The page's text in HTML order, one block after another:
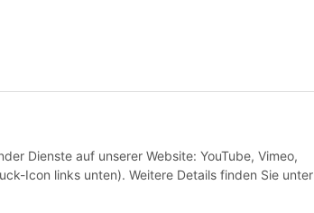
Dienste auf unserer Website: YouTube, Vimeo,
Icon links unten). Weitere Details finden Sie unter